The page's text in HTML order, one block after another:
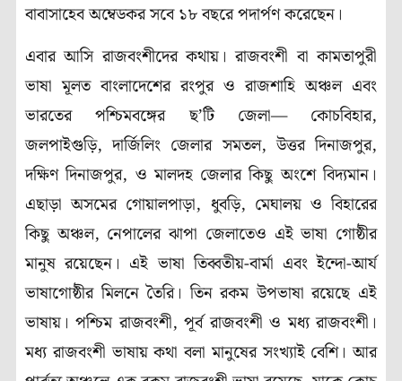
বাবাসাহেব অম্বেডকর সবে ১৮ বছরে পদার্পণ করেছেন।
এবার আসি রাজবংশীদের কথায়। রাজবংশী বা কামতাপুরী
ভাষা মূলত বাংলাদেশের রংপুর ও রাজশাহি অঞ্চল এবং
ভারতের পশ্চিমবঙ্গের ছ’টি জেলা— কোচবিহার,
জলপাইগুড়ি, দার্জিলিং জেলার সমতল, উত্তর দিনাজপুর,
দক্ষিণ দিনাজপুর, ও মালদহ জেলার কিছু অংশে বিদ্যমান।
এছাড়া অসমের গোয়ালপাড়া, ধুবড়ি, মেঘালয় ও বিহারের
কিছু অঞ্চল, নেপালের ঝাপা জেলাতেও এই ভাষা গোষ্ঠীর
মানুষ রয়েছেন। এই ভাষা তিব্বতীয়-বার্মা এবং ইন্দো-আর্য
ভাষাগোষ্ঠীর মিলনে তৈরি। তিন রকম উপভাষা রয়েছে এই
ভাষায়। পশ্চিম রাজবংশী, পূর্ব রাজবংশী ও মধ্য রাজবংশী।
মধ্য রাজবংশী ভাষায় কথা বলা মানুষের সংখ্যাই বেশি। আর